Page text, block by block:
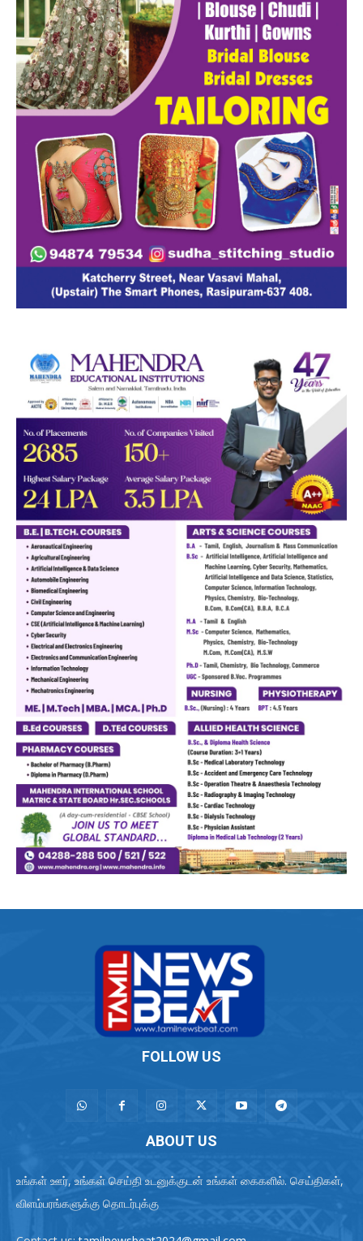
FOLLOW US
ABOUT US
உங்கள் ஊர், உங்கள் செய்தி உடனுக்குடன் உங்கள் கைகளில். செய்திகள்,
விளம்பரங்களுக்கு தொடர்புக்கு